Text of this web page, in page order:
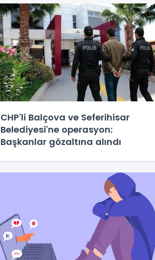
CHP'li Balçova ve Seferihisar
Belediyesi'ne operasyon:
Başkanlar gözaltına alındı